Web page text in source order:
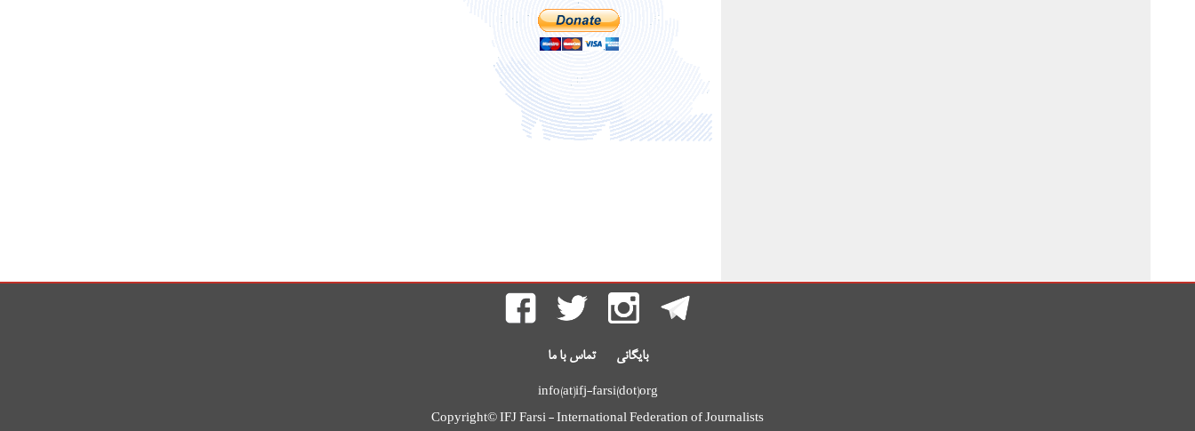
بایگانی تماس با ما
info(at)ifj-farsi(dot)org
Copyright© IFJ Farsi - International Federation of Journalists